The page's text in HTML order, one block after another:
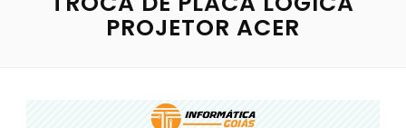
PROJETOR ACER